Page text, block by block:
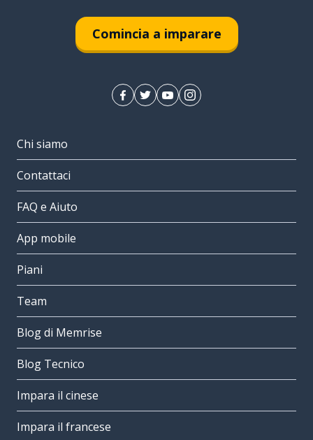
Comincia a imparare
Chi siamo
Contattaci
FAQ e Aiuto
App mobile
Piani
Team
Blog di Memrise
Blog Tecnico
Impara il cinese
Impara il francese